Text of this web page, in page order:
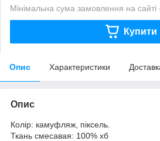
Мінімальна сума замовлення на
Купити
Опис Характеристики
Опис
Колір: камуфляж, піксель.
Ткань смесавая: 100% хб